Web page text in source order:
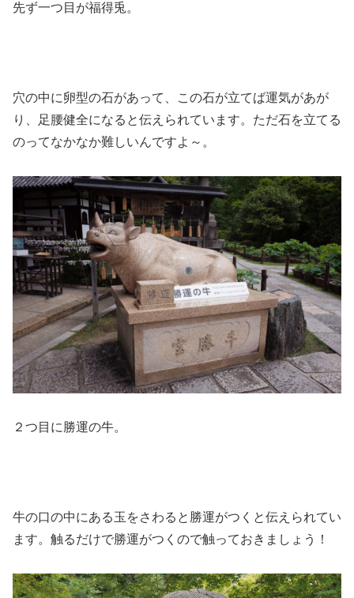
先ず一つ目が福得兎。
穴の中に卵型の石があって、この石が立てば運気があが
り、足腰健全になると伝えられています。ただ石を立てる
のってなかなか難しいんですよ～。
２つ目に勝運の牛。
牛の口の中にある玉をさわると勝運がつくと伝えられてい
ます。触るだけで勝運がつくので触っておきましょう！